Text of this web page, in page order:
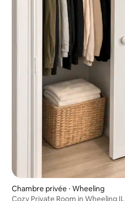
Chambre privée ⋅ Wheeling
Cozy Private Room in Wheeling IL